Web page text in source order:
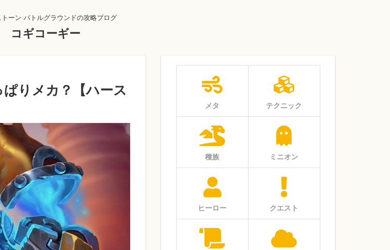
ーン バトルグラウンドの攻略ブログ
コギコーギー
りメカ？【ハース
メタ テクニック
種族 ミニオン
ヒーロー クエスト